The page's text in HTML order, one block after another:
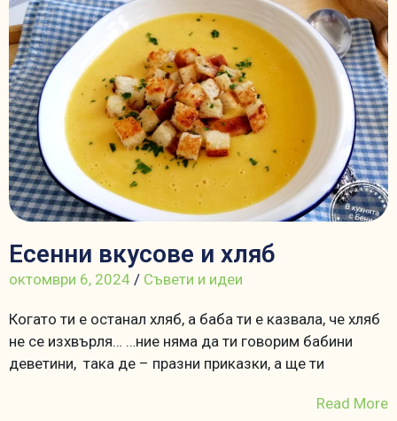
Есенни вкусове и хляб
октомври 6, 2024 / Съвети и идеи
Когато ти е останал хляб, а баба ти е казвала, че хляб
не се изхвърля… …ние няма да ти говорим бабини
деветини, така де – празни приказки, а ще ти
Read More